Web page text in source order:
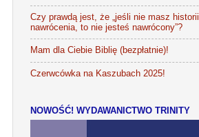
Czy prawdą jest, że „jeśli nie masz historii
nawrócenia, to nie jesteś nawrócony”?
Mam dla Ciebie Biblię (bezpłatnie)!
Czerwcówka na Kaszubach 2025!
NOWOŚĆ! WYDAWANICTWO TRINITY